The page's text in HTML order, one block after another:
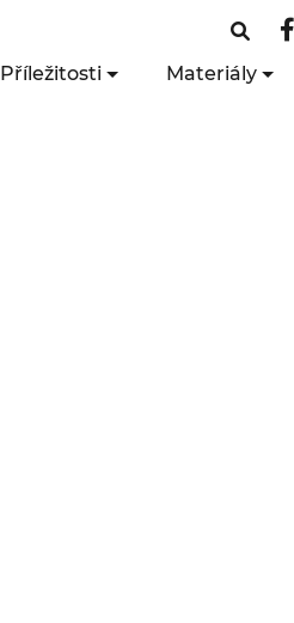
Příležitosti Materiály